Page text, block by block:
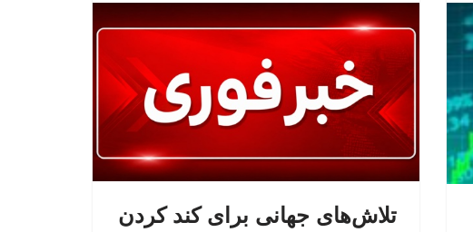
تلاش‌های جهانی برای کند کردن